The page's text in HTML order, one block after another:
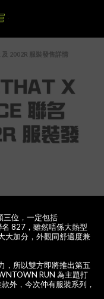
2002R 服裝發售詳情
X
聯名
服裝發
三位，一定包括
827，雖然唔係大熱型
大加分，外觀同舒適度兼
，所以雙方即將推出第五
RUN 為主題打
外，今次仲有服裝系列，